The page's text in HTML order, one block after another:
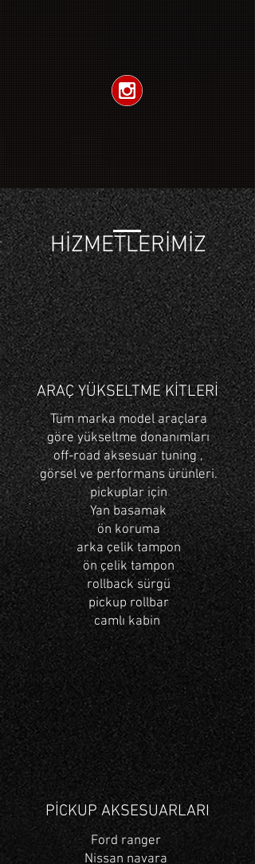
HİZMETLERİMİZ
ARAÇ YÜKSELTME KİTLERİ
Tüm marka model araçlara
göre yükseltme donanımları
off-road aksesuar tuning ,
görsel ve performans ürünleri.
pickuplar için
Yan basamak
ön koruma
arka çelik tampon
ön çelik tampon
rollback sürgü
pickup rollbar
camlı kabin
PİCKUP AKSESUARLARI
Ford ranger
Nissan navara